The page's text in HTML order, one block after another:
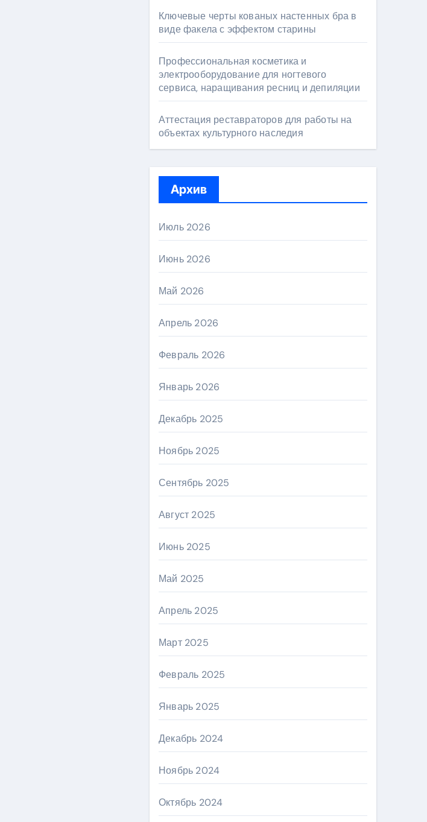
Ключевые черты кованых настенных бра в
виде факела с эффектом старины
Профессиональная косметика и
электрооборудование для ногтевого
сервиса, наращивания ресниц и депиляции
Аттестация реставраторов для работы на
объектах культурного наследия
Архив
Июль 2026
Июнь 2026
Май 2026
Апрель 2026
Февраль 2026
Январь 2026
Декабрь 2025
Ноябрь 2025
Сентябрь 2025
Август 2025
Июнь 2025
Май 2025
Апрель 2025
Март 2025
Февраль 2025
Январь 2025
Декабрь 2024
Ноябрь 2024
Октябрь 2024